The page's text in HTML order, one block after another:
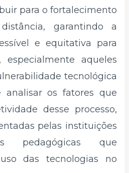
para o fortalecimento
garantindo a
e equitativa para
especialmente aqueles
tecnológica
analisar os fatores que
desse processo,
pelas instituições
pedagógicas que
das tecnologias no